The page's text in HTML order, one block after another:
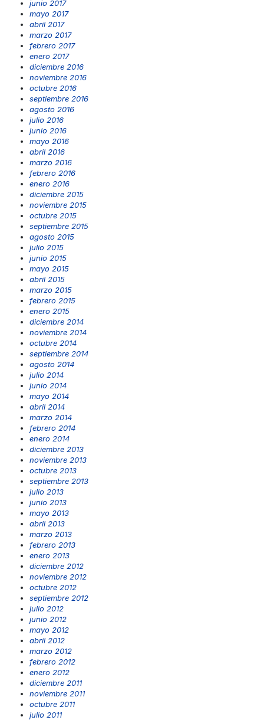
junio 2017
mayo 2017
abril 2017
marzo 2017
febrero 2017
enero 2017
diciembre 2016
noviembre 2016
octubre 2016
septiembre 2016
agosto 2016
julio 2016
junio 2016
mayo 2016
abril 2016
marzo 2016
febrero 2016
enero 2016
diciembre 2015
noviembre 2015
octubre 2015
septiembre 2015
agosto 2015
julio 2015
junio 2015
mayo 2015
abril 2015
marzo 2015
febrero 2015
enero 2015
diciembre 2014
noviembre 2014
octubre 2014
septiembre 2014
agosto 2014
julio 2014
junio 2014
mayo 2014
abril 2014
marzo 2014
febrero 2014
enero 2014
diciembre 2013
noviembre 2013
octubre 2013
septiembre 2013
julio 2013
junio 2013
mayo 2013
abril 2013
marzo 2013
febrero 2013
enero 2013
diciembre 2012
noviembre 2012
octubre 2012
septiembre 2012
julio 2012
junio 2012
mayo 2012
abril 2012
marzo 2012
febrero 2012
enero 2012
diciembre 2011
noviembre 2011
octubre 2011
julio 2011